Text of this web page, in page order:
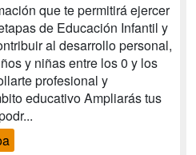
que te permitirá ejercer
de Educación Infantil y
al desarrollo personal,
y niñas entre los 0 y los
profesional y
educativo Ampliarás tus